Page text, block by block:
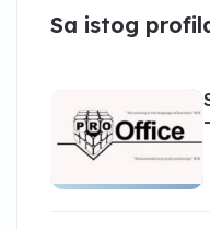
Sa istog